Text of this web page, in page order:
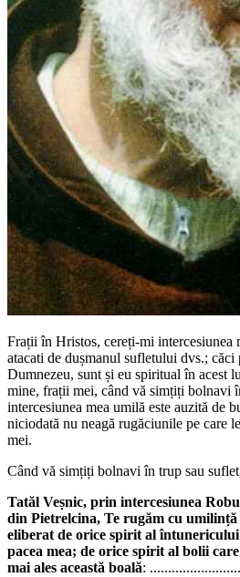
Frații în Hristos, cereți-mi intercesiunea
atacati de dușmanul sufletului dvs.;
Dumnezeu, sunt și eu spiritual în acest
mine, frații mei, când vă simțiți bolnavi
intercesiunea mea umilă este auzită de
niciodată nu neagă rugăciunile pe care
mei.
Când vă simțiți bolnavi în trup sau
Tatăl Veșnic, prin intercesiunea
din Pietrelcina, Te rugăm cu
eliberat de orice spirit al
pacea mea; de orice spirit al bolii
mai ales această boală: